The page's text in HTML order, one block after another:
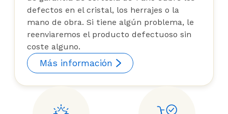
defectos en el cristal, los herrajes o la
mano de obra. Si tiene algún problema, le
reenviaremos el producto defectuoso sin
coste alguno.
Más información